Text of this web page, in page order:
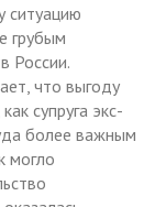
ситуацию
грубым
России.
что выгоду
супруга экс-
более важным
могло